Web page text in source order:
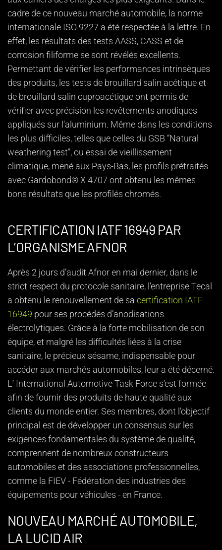
cadre de ce nouveau marché automobile, la norme
internationale ISO 9227 a été respectée à la lettre. En
effet, les résultats des tests AASS, CASS et de
corrosion filiforme se sont révélés excellents.
Permettant de vérifier les performances intrinsèques
des produits, les tests de brouillard salin acétique et
de brouillard salin cuproacétique ont permis de
vérifier avec précision les revêtements anodiques
appliqués sur l’aluminium. Même dans les conditions
les plus difficiles, telles que celles du GSB “Natural
weathering test”, ou essai de vieillissement
climatique, mené aux Pays-Bas, les profils prétraités
avec Gardobond® X 4707 ont obtenu les mêmes
bons résultats que les profilés chromés.
CERTIFICATION IATF 16949 PAR
L’ORGANISME AFNOR
Après 2 jours d’audit Afnor en mai dernier, dans le
strict respect du protocole sanitaire, l’entreprise Tecal
a obtenu le renouvellement de sa certification IATF
16949 pour ses procédés d’anodisations
électrolytiques. Grâce à la forte mobilisation de son
équipe, et malgré les difficultés liées à la crise
sanitaire, le précieux sésame, indispensable pour
accéder aux marchés automobiles, leur a été décerné.
L’ International Automotive Task Force s’est formée
afin de fournir des produits de haute qualité aux
clients du monde entier. Ses membres, dont l’objectif
principal est de développer un consensus sur les
exigences fondamentales du système de qualité,
comprennent de nombreux constructeurs
automobiles et des associations professionnelles,
comme la FIEV - Fédération des industries des
équipements pour véhicules - en France.
NOUVEAU MARCHÉ AUTOMOBILE,
LA LUCID AIR